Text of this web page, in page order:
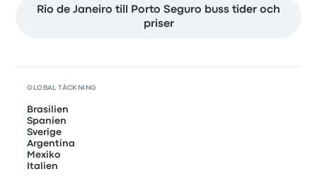
Rio de Janeiro till Porto Seguro buss tider och
priser
GLOBAL TÄCKNING
Brasilien
Spanien
Sverige
Argentina
Mexiko
Italien